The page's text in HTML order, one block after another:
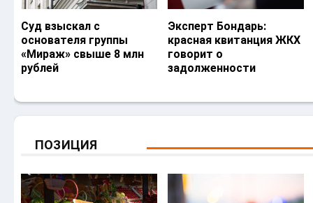
Суд взыскал с
основателя группы
«Мираж» свыше 8 млн
рублей
Эксперт Бондарь:
красная квитанция ЖКХ
говорит о
задолженности
ПОЗИЦИЯ